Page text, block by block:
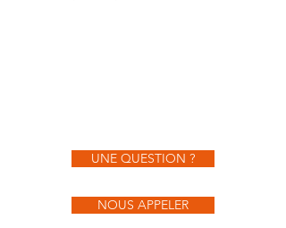
UNE QUESTION ?
NOUS APPELER